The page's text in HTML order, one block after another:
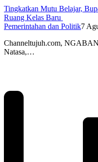
Tingkatkan Mutu Belajar,
Ruang Kelas Baru
Pemerintahan dan Politik7
Channeltujuh.com,
Natasa,…